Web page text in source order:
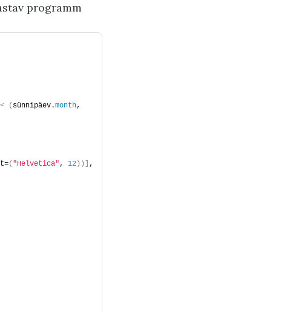
programm
< ( sünnipäev.month,
( "Helvetica", 12 ))] ,